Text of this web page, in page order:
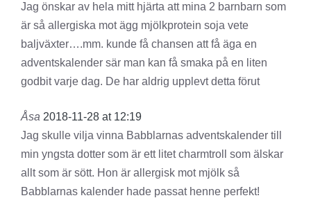
Jag önskar av hela mitt hjärta att mina 2 barnbarn som
är så allergiska mot ägg mjölkprotein soja vete
baljväxter….mm. kunde få chansen att få äga en
adventskalender sär man kan få smaka på en liten
godbit varje dag. De har aldrig upplevt detta förut
Åsa 2018-11-28 at 12:19
Jag skulle vilja vinna Babblarnas adventskalender till
min yngsta dotter som är ett litet charmtroll som älskar
allt som är sött. Hon är allergisk mot mjölk så
Babblarnas kalender hade passat henne perfekt!